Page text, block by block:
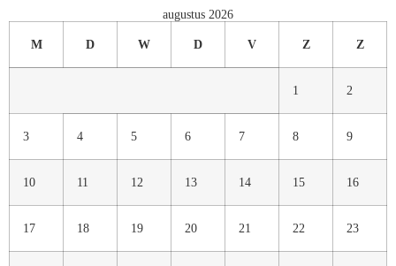
augustus 2026
M D W D V Z Z
1 2
3 4 5 6 7 8 9
10 11 12 13 14 15 16
17 18 19 20 21 22 23